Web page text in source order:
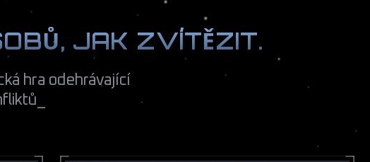
JAK ZVÍTĚZIT.
hra odehrávající